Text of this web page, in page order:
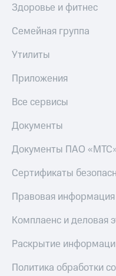
Здоровье и фитнес
Семейная группа
Утилиты
Приложения
Все сервисы
Документы
Документы ПАО
Сертификаты
Правовая информация
Комплаенс и деловая
Раскрытие
Политика обработки